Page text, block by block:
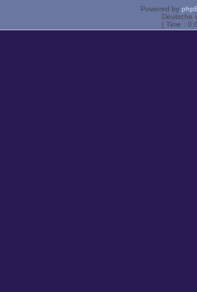
Powered by
Deutsche
[ Time :